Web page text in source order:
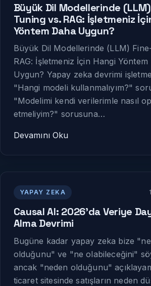
Büyük Dil Modellerinde
Tuning vs. RAG: İşletmeniz
Yöntem Daha Uygun?
Büyük Dil Modellerinde (LLM)
RAG: İşletmeniz İçin Hangi Yöntem
Uygun? Yapay zeka devrimi
"Hangi modeli kullanmalıyım?"
"Modelimi kendi verilerimle nasıl
etmeliyim?" sorusuna…
Devamını Oku
YAPAY ZEKA
Causal AI: 2026'da Veriye
Alma Devrimi
Bugüne kadar yapay zeka bize "ne
olduğunu" ve "ne olabileceğini"
ancak "neden olduğunu"
ticaret sitesinde satışların neden